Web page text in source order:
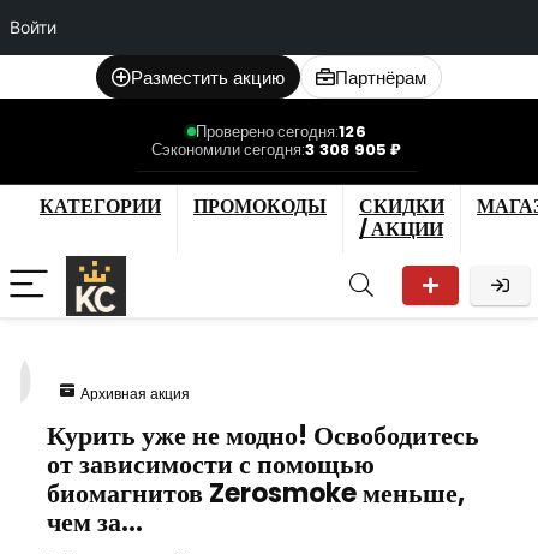
Войти
Разместить акцию Партнёрам
Проверено сегодня:126
Сэкономили сегодня:3 308 905 ₽
КАТЕГОРИИ ПРОМОКОДЫ
СКИДКИ
/ АКЦИИ
Архивная акция
Курить уже не модно! Освободитесь
от зависимости с помощью
биомагнитов Zerosmoke меньше,
чем за…